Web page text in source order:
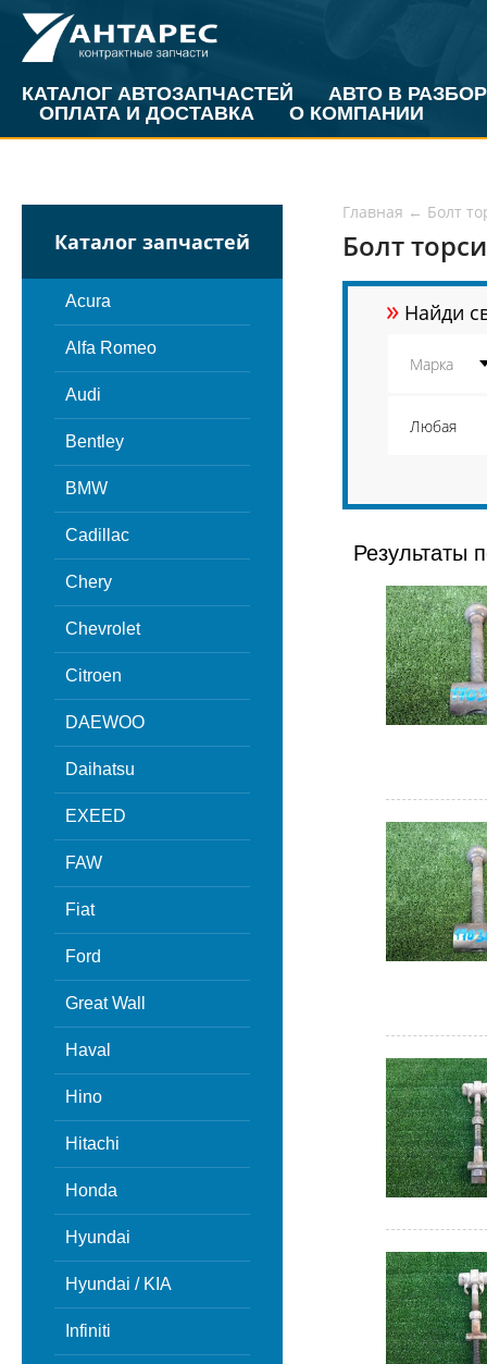
КАТАЛОГ АВТОЗАПЧАСТЕЙ
АВТО В РАЗБОР
ОПЛАТА И ДОСТАВКА
О КОМПАНИИ
Каталог запчастей
Acura
Alfa Romeo
Audi
Bentley
BMW
Cadillac
Chery
Chevrolet
Citroen
DAEWOO
Daihatsu
EXEED
FAW
Fiat
Ford
Great Wall
Haval
Hino
Hitachi
Honda
Hyundai
Hyundai / KIA
Infiniti
Главная ← Болт
Болт
» Найди
Результаты